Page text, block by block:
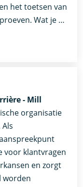
het toetsen van
Wat je …
- Mill
organisatie
voor klantvragen
en zorgt
worden